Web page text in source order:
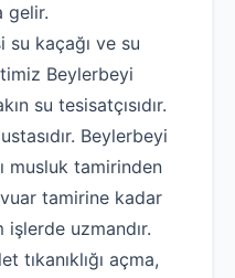
gelir.
su kaçağı ve su
Beylerbeyi
su tesisatçısıdır.
Beylerbeyi
musluk tamirinden
tamirine kadar
işlerde uzmandır.
tıkanıklığı açma,